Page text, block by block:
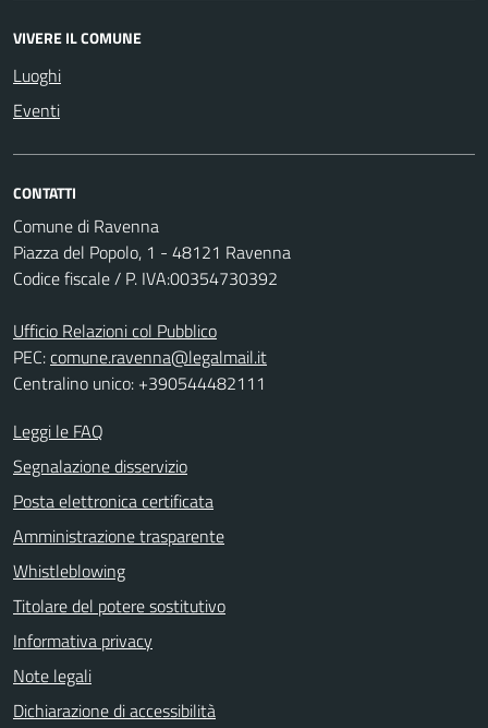
VIVERE IL COMUNE
Luoghi
Eventi
CONTATTI
Comune di Ravenna
Piazza del Popolo, 1 - 48121 Ravenna
Codice fiscale / P. IVA:00354730392
Ufficio Relazioni col Pubblico
PEC:comune.ravenna@legalmail.it
Centralino unico: +390544482111
Leggi le FAQ
Segnalazione disservizio
Posta elettronica certificata
Amministrazione trasparente
Whistleblowing
Titolare del potere sostitutivo
Informativa privacy
Note legali
Dichiarazione di accessibilità